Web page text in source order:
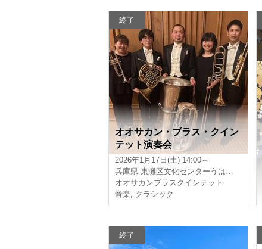
終了
オオサカン・ブラス・クイン
テット演奏会
2026年1月17日(土) 14:00～
兵庫県 東灘区文化センターうはらホール
オオサカンブラスクインテット
音楽, クラシック
終了